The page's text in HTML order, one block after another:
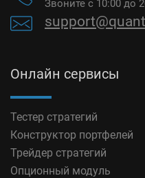
Звоните с 10:00 до
Онлайн сервисы
Тестер стратегий
Конструктор портфелей
Трейдер стратегий
Опционный модуль